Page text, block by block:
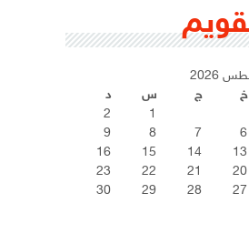
2026
خ ج س
د
1
2
6
7
8
9
13
14
15
16
20
21
22
23
27
28
29
30